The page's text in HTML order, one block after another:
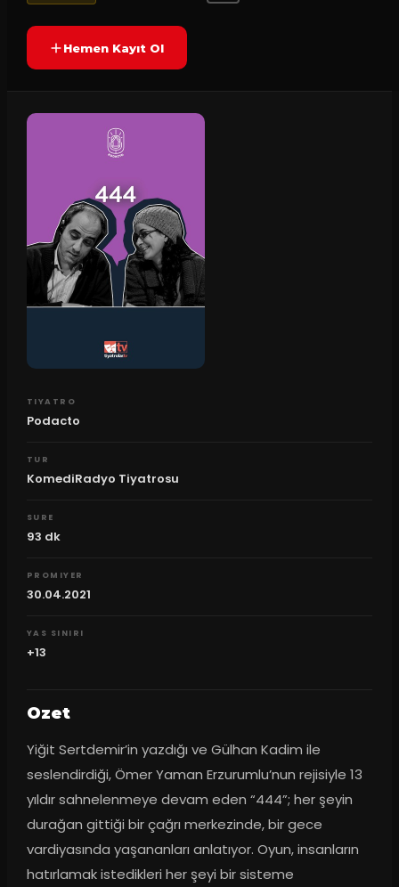
Hemen Kayıt Ol
TIYATRO
Podacto
TUR
KomediRadyo Tiyatrosu
SURE
93 dk
PROMIYER
30.04.2021
YAS SINIRI
+13
Ozet
Yiğit Sertdemir’in yazdığı ve Gülhan Kadim ile
seslendirdiği, Ömer Yaman Erzurumlu’nun rejisiyle 13
yıldır sahnelenmeye devam eden “444”; her şeyin
durağan gittiği bir çağrı merkezinde, bir gece
vardiyasında yaşananları anlatıyor. Oyun, insanların
hatırlamak istedikleri her şeyi bir sisteme